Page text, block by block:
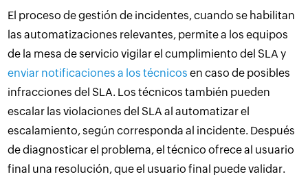
El proceso de gestión de incidentes, cuando se habilitan
las automatizaciones relevantes, permite a los equipos
de la mesa de servicio vigilar el cumplimiento del SLA y
enviar notificaciones a los técnicos en caso de posibles
infracciones del SLA. Los técnicos también pueden
escalar las violaciones del SLA al automatizar el
escalamiento, según corresponda al incidente. Después
de diagnosticar el problema, el técnico ofrece al usuario
final una resolución, que el usuario final puede validar.